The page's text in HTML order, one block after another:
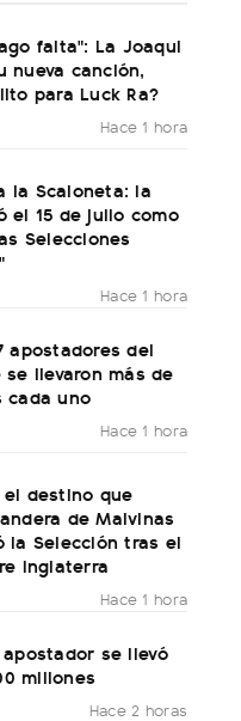
falta": La Joaqui
nueva canción,
para Luck Ra?
Hace 1 hora
la Scaloneta: la
el 15 de julio como
Selecciones
Hace 1 hora
apostadores del
se llevaron más de
cada uno
Hace 1 hora
destino que
de Malvinas
la Selección tras el
Inglaterra
Hace 1 hora
se llevó
millones
Hace 2 horas